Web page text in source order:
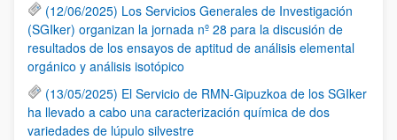
(12/06/2025) Los Servicios Generales de Investigación
(SGIker) organizan la jornada nº 28 para la discusión de
resultados de los ensayos de aptitud de análisis elemental
orgánico y análisis isotópico
(13/05/2025) El Servicio de RMN-Gipuzkoa de los SGIker
ha llevado a cabo una caracterización química de dos
variedades de lúpulo silvestre